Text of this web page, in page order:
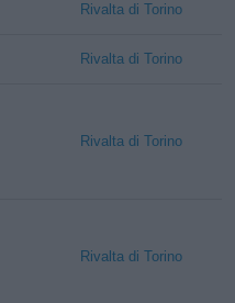
Rivalta di Torino
Rivalta di Torino
Rivalta di Torino
Rivalta di Torino